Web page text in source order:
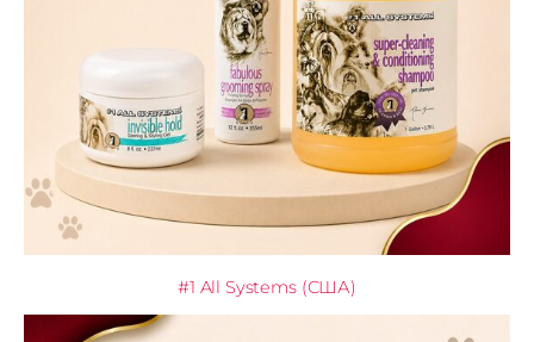
#1 All Systems (США)